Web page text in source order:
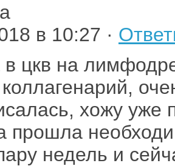
в 10:27 ·
цкв на
хожу уже
прошла
недель и